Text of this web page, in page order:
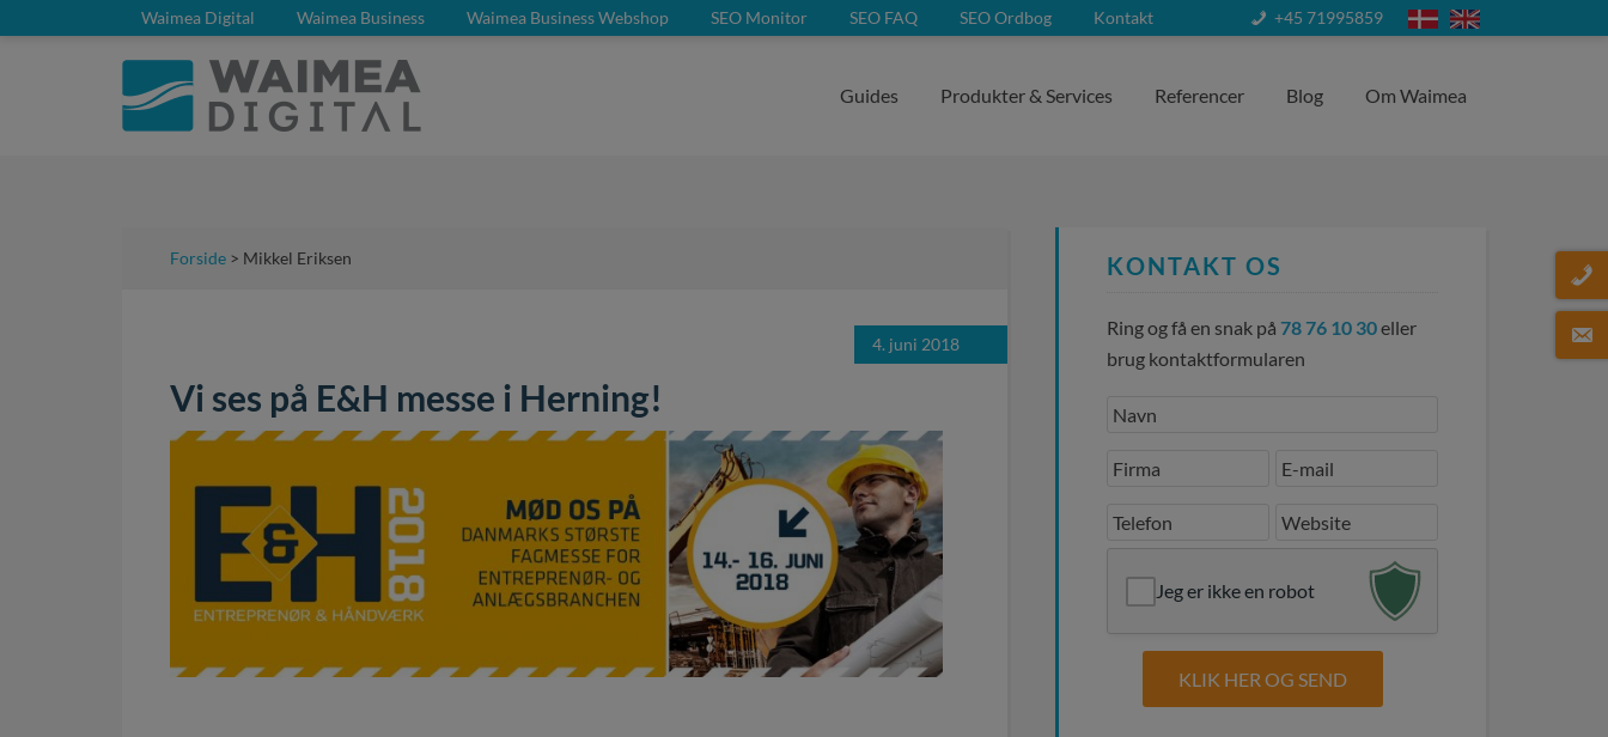
Waimea Digital Waimea Business Waimea Business Webshop SEO Monitor SEO FAQ SEO Ordbog Kontakt +45 71995859
Guides Produkter & Services Referencer Blog Om Waimea
Forside > Mikkel Eriksen
4. juni 2018
Vi ses på E&H messe i Herning!
KONTAKT OS
Ring og få en snak på 78 76 10 30eller
brug kontaktformularen
Jeg er ikke en robot